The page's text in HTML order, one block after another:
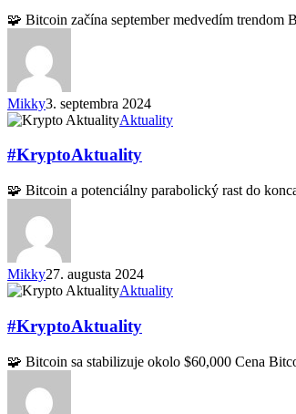
🧩 Bitcoin začína september medvedím
Mikky3. septembra 2024
#KryptoAktuality
Aktuality
#KryptoAktuality
🧩 Bitcoin a potenciálny parabolický rast do
Mikky27. augusta 2024
#KryptoAktuality
Aktuality
#KryptoAktuality
🧩 Bitcoin sa stabilizuje okolo $60,000 Cena